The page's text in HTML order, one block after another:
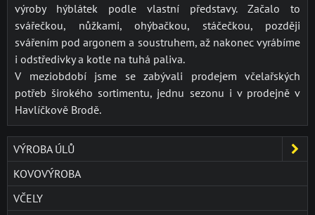
výroby hýblátek podle vlastní představy. Začalo to
svářečkou, nůžkami, ohýbačkou, stáčečkou, později
svářením pod argonem a soustruhem, až nakonec vyrábíme
i odstředivky a kotle na tuhá paliva.
V meziobdobí jsme se zabývali prodejem včelařských
potřeb širokého sortimentu, jednu sezonu i v prodejně v
Havlíčkově Brodě.
VÝROBA ÚLŮ
KOVOVÝROBA
VČELY